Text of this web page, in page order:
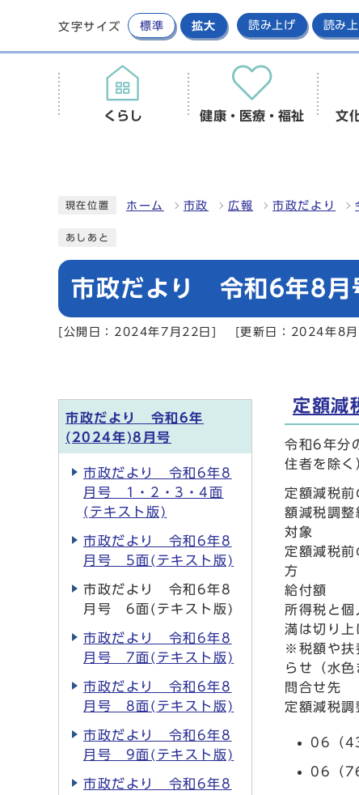
文字サイズ 標準 拡大 読み上げ 読み
くらし 健康・医療・福祉
文
現在位置 ホーム 市政 広報 市政だより
あしあと
市政だより 令和6年8
[公開日：2024年7月22日] [更新日：2024年8
定額減
令和6年分
住者を除
定額減税
額減税調整
対象
定額減税
方
給付額
所得税と
満は切り上
※税額や扶
らせ（水
問合せ先
定額減税調
06（
06（
市政だより 令和6年
(2024年)8月号
市政だより 令和6年8
月号 1・2・3・4面
(テキスト版)
市政だより 令和6年8
月号 5面(テキスト版)
市政だより 令和6年8
月号 6面(テキスト版)
市政だより 令和6年8
月号 7面(テキスト版)
市政だより 令和6年8
月号 8面(テキスト版)
市政だより 令和6年8
月号 9面(テキスト版)
市政だより 令和6年8